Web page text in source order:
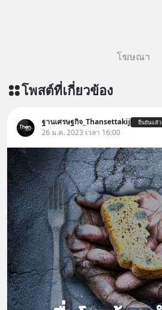
โฆษณา
โพสต์ที่เกี่ยวข้อง
ฐานเศรษฐกิจ_Thansettakij ยืนยันแล้ว
26 ม.ค. 2023 เวลา 16:00